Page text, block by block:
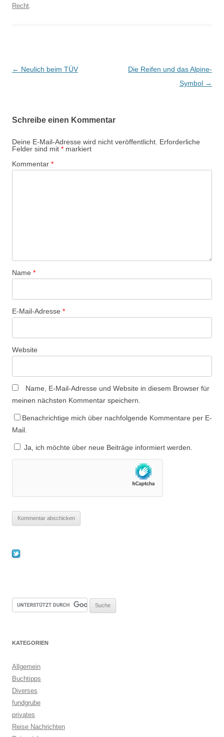
Recht
Beitragsnavigation
← Neulich beim TÜV
Die Reifen und das Alpine-
Symbol →
Schreibe einen Kommentar
Deine E-Mail-Adresse wird nicht veröffentlicht. Erforderliche
Felder sind mit * markiert
Kommentar *
Name *
E-Mail-Adresse *
Website
Name, E-Mail-Adresse und Website in diesem Browser für
meinen nächsten Kommentar speichern.
Benachrichtige mich über nachfolgende Kommentare per E-
Mail.
Ja, ich möchte über neue Beiträge informiert werden.
KATEGORIEN
Allgemein
Buchtipps
Diverses
fundgrube
privates
Reise Nachrichten